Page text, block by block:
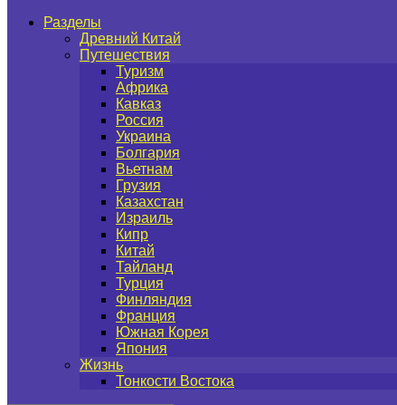
Разделы
Древний Китай
Путешествия
Туризм
Африка
Кавказ
Россия
Украина
Болгария
Вьетнам
Грузия
Казахстан
Израиль
Кипр
Китай
Тайланд
Турция
Финляндия
Франция
Южная Корея
Япония
Жизнь
Тонкости Востока